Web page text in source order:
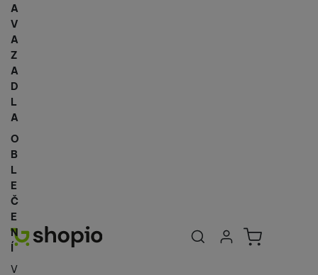
Uživatelská
Přihlásit se
Košík
A
V
A
Z
A
D
L
A
O
B
L
E
Č
E
N
Í
V